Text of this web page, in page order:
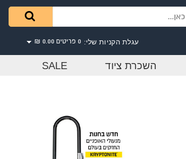
עגלת הקניות שלי: 0 פריטים 0.00 ₪
השכרת ציוד SALE